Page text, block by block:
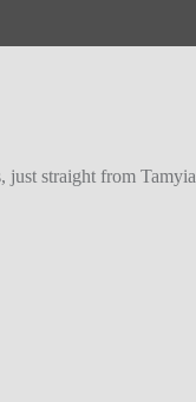
just straight from